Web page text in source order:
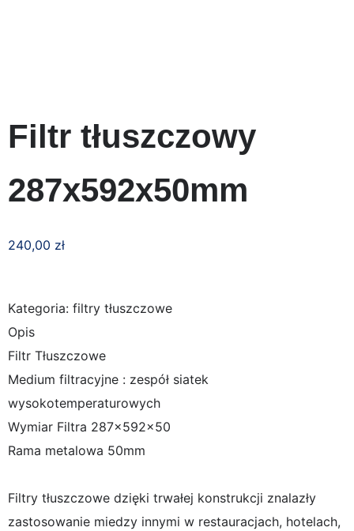
Filtr tłuszczowy
287x592x50mm
240,00 zł
Kategoria: filtry tłuszczowe
Opis
Filtr Tłuszczowe
Medium filtracyjne : zespół siatek
wysokotemperaturowych
Wymiar Filtra 287x592x50
Rama metalowa 50mm
Filtry tłuszczowe dzięki trwałej konstrukcji znalazły
zastosowanie miedzy innymi w restauracjach, hotelach,